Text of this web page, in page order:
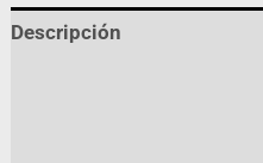
Descripción